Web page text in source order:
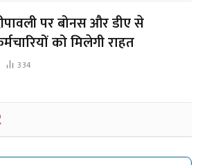
पर बोनस और डीए से
को मिलेगी राहत
334